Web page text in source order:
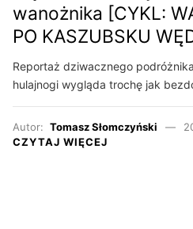
wanożnika [CYKL:
PO KASZUBSKU
Reportaż dziwacznego
hulajnogi wygląda trochę jak
Autor: Tomasz Słomczyński
CZYTAJ WIĘCEJ